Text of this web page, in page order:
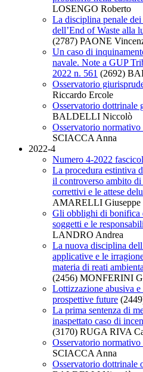
LOSENGO Roberto
La disciplina penale
dell’End of Waste alla
(2787) PAONE
Un caso di
navale. Note a GUP
2022 n. 561 (2692)
Osservatorio
Riccardo Ercole
Osservatorio dottrinale
BALDELLI Niccolò
Osservatorio
SCIACCA Anna
2022-4
Numero 4-2022
La procedura estintiva
il controverso ambito
correttivi e le attese
AMARELLI Giuseppe
Gli obblighi di bonifica
soggetti e le
LANDRO Andrea
La nuova disciplina
applicative e le
materia di reati
(2456) MONFERINI
Lottizzazione abusiva
prospettive future
La prima sentenza di
inaspettato caso di
(3170) RUGA RIVA
Osservatorio
SCIACCA Anna
Osservatorio dottrinale